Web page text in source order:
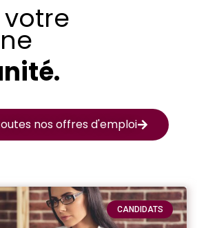
CANDIDATS
votre
nos offres d'emploi